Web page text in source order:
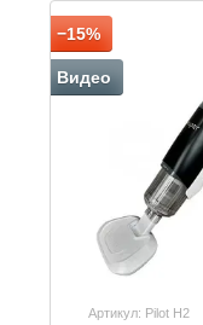
−15%
Видео
Артикул: Pilot H2